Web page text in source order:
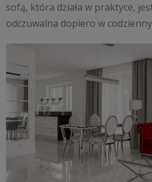
sofą, która działa w praktyce,
odczuwalna dopiero w